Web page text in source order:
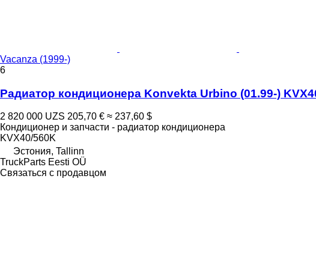
Vacanza (1999-)
6
Радиатор кондиционера Konvekta Urbino (01.99-)
2 820 000 UZS 205,70 € ≈ 237,60 $
Кондиционер и запчасти - радиатор кондиционера
KVX40/560K
Эстония, Tallinn
TruckParts Eesti OÜ
Связаться с продавцом